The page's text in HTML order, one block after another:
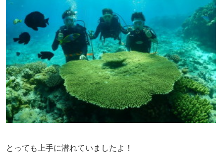
とっても上手に潜れていましたよ！